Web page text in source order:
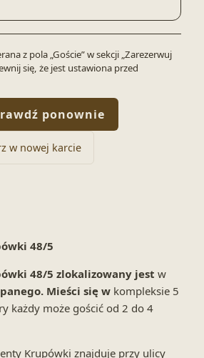
z pola „Goście” w sekcji „Zarezerwuj
się, że jest ustawiona przed
ponownie
w nowej karcie
48/5
48/5 zlokalizowany jestw
Mieści się w kompleksie 5
każdy może gościć od 2 do 4
Krupówki znajduje przy ulicy